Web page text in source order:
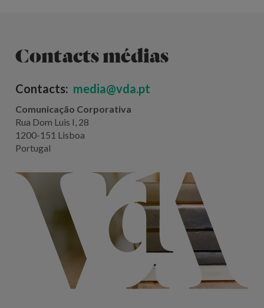
Contacts médias
Contacts: media@vda.pt
Comunicação Corporativa
Rua Dom Luis I, 28
1200-151 Lisboa
Portugal